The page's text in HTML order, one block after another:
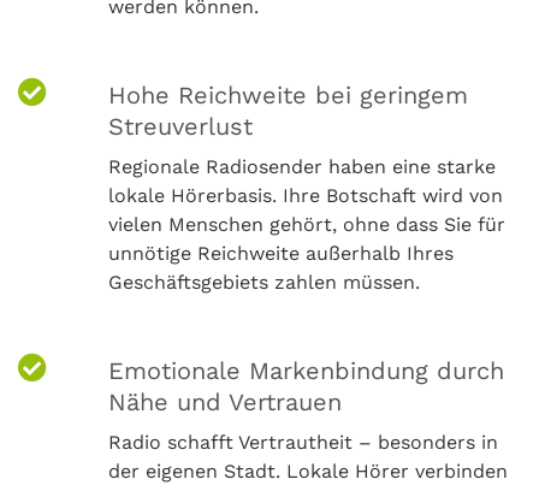
werden können.
Hohe Reichweite bei geringem
Streuverlust
Regionale Radiosender haben eine starke
lokale Hörerbasis. Ihre Botschaft wird von
vielen Menschen gehört, ohne dass Sie für
unnötige Reichweite außerhalb Ihres
Geschäftsgebiets zahlen müssen.
Emotionale Markenbindung durch
Nähe und Vertrauen
Radio schafft Vertrautheit – besonders in
der eigenen Stadt. Lokale Hörer verbinden